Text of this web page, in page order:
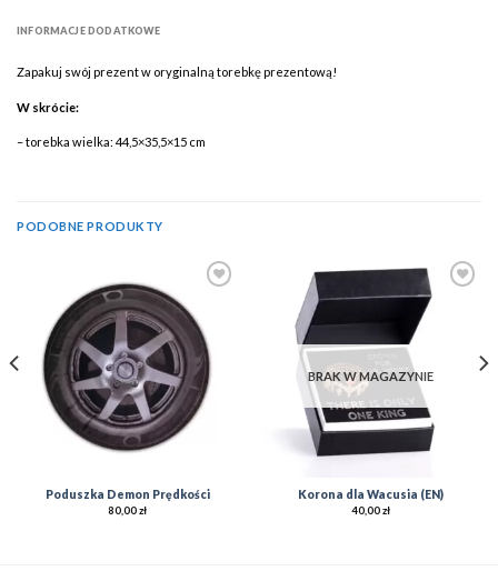
INFORMACJE DODATKOWE
Zapakuj swój prezent w oryginalną torebkę prezentową!
W skrócie:
– torebka wielka: 44,5×35,5×15 cm
PODOBNE PRODUKTY
Poduszka Demon Prędkości
80,00zł
BRAK W MAGAZYNIE
Korona dla Wacusia (EN)
40,00zł